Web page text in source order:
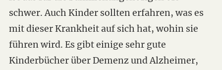
schwer. Auch Kinder sollten erfahren, was es
mit dieser Krankheit auf sich hat, wohin sie
führen wird. Es gibt einige sehr gute
Kinderbücher über Demenz und Alzheimer,